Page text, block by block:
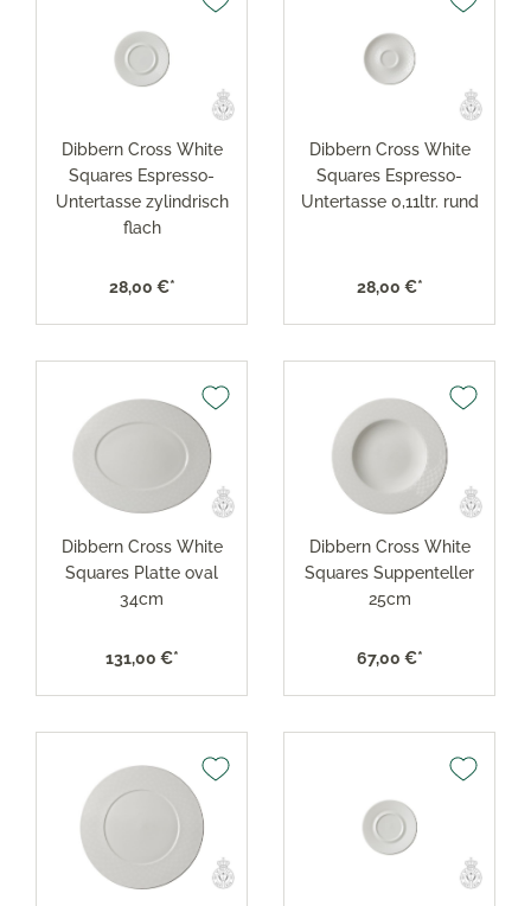
Dibbern Cross White
Squares Espresso-
Untertasse zylindrisch
flach
28,00 €*
Dibbern Cross White
Squares Espresso-
Untertasse 0,11ltr. rund
28,00 €*
Dibbern Cross White
Squares Platte oval
34cm
131,00 €*
Dibbern Cross White
Squares Suppenteller
25cm
67,00 €*